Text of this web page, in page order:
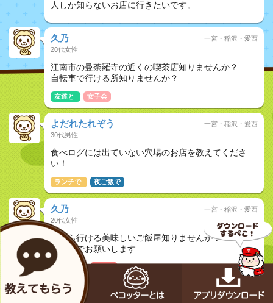
人しか知らないお店に行きたいです。
久乃
20代女性
一宮・稲沢・愛西
江南市の曼荼羅寺の近くの喫茶店知りませんか？
自転車で行ける所知りませんか？
友達と 女子会
よだれたれぞう
30代男性
一宮・稲沢・愛西
食べログには出ていない穴場のお店を教えてくださ
い！
ランチで 夜ご飯で
久乃
20代女性
一宮・稲沢・愛西
今から行ける美味しいご飯屋知りませんか？
江南市でお願いします
ランチで
久乃 一宮・稲沢・愛西